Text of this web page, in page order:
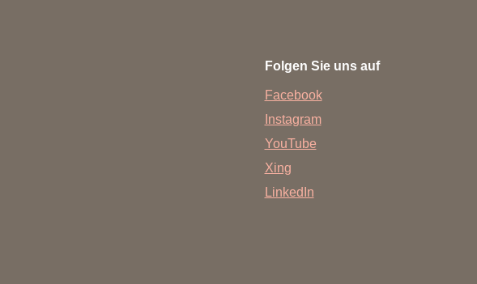
Folgen Sie uns auf
Facebook
Instagram
YouTube
Xing
LinkedIn